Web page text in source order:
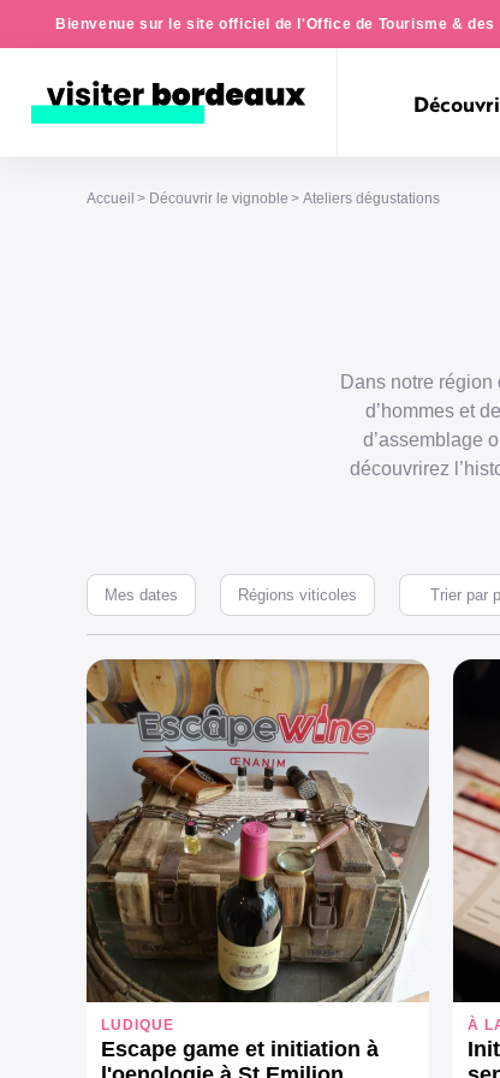
Bienvenue sur le site officiel de l'Office de Tourisme &
Accueil Découvrir le vignoble Ateliers dégustations
Dans notre
d’hommes et
d’assemblage
découvrirez
Mes dates Régions viticoles
LUDIQUE
Escape game et initiation à
À